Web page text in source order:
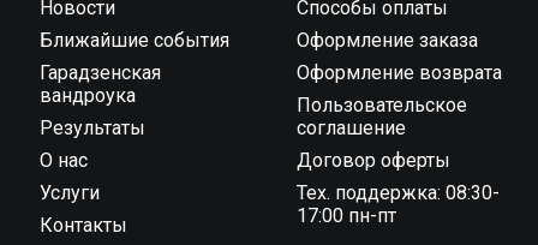
Новости
Ближайшие события
Гарадзенская
вандроука
Результаты
О нас
Услуги
Контакты
Способы оплаты
Оформление заказа
Оформление возврата
Пользовательское
соглашение
Договор оферты
Тех. поддержка: 08:30-
17:00 пн-пт